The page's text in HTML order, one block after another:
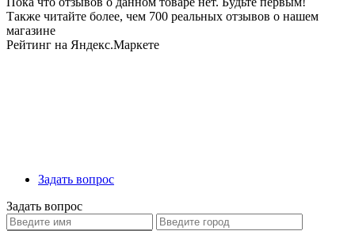
Также читайте более, чем 700 реальных отзывов о нашем
магазине
Рейтинг на Яндекс.Маркете
Задать вопрос
Задать вопрос